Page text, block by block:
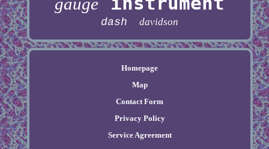
dash davidson
Homepage
Map
Contact Form
Privacy Policy
Service Agreement